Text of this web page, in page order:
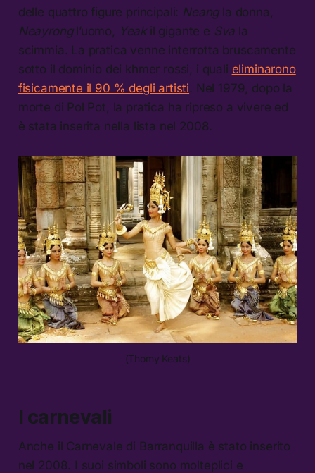
delle quattro figure principali: Neang la donna,
Neayrongl’uomo, Yeak il gigante e Sva la
scimmia. La pratica venne interrotta bruscamente
sotto il dominio dei khmer rossi, i quali eliminarono
fisicamente il 90 % degli artisti. Nel 1979, dopo la
morte di Pol Pot, la pratica ha ripreso a vivere ed
è stata inserita nella lista nel 2008.
(Thomy Keats)
I carnevali
Anche il Carnevale di Barranquilla è stato inserito
nel 2008. I suoi simboli sono molteplici e